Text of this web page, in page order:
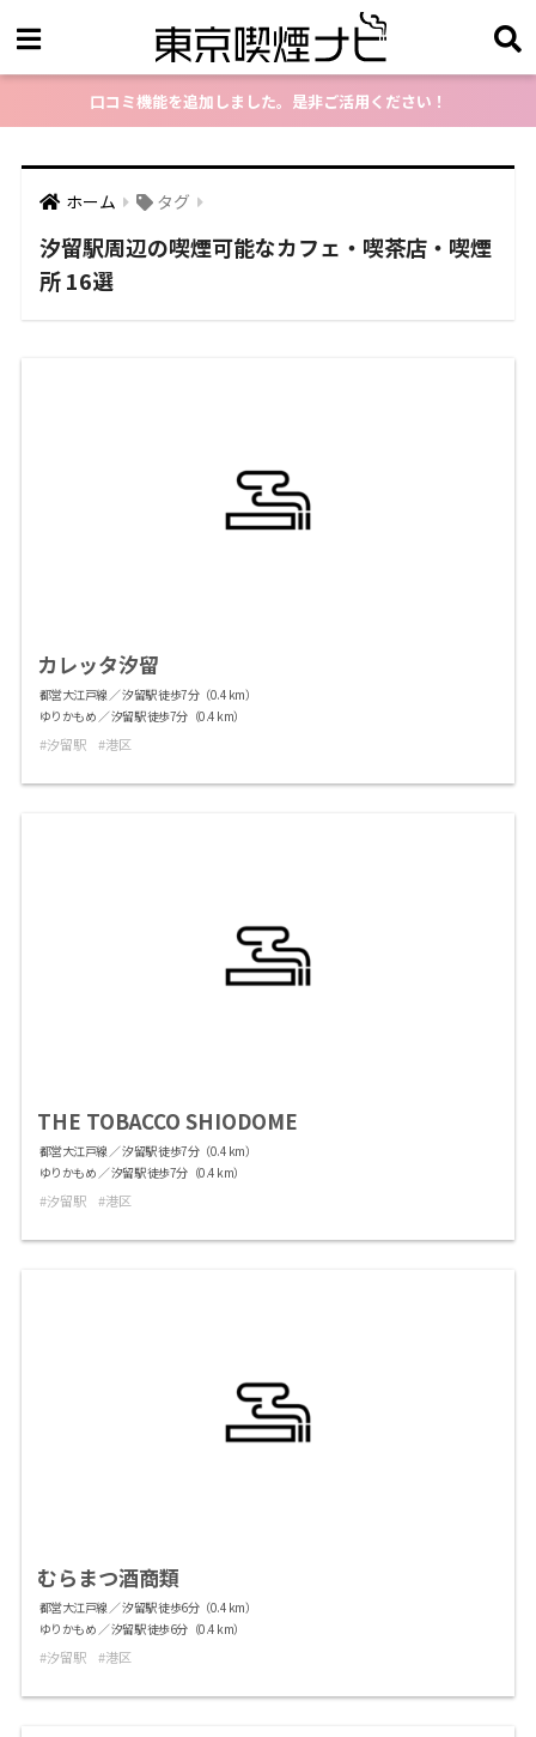
口コミ機能を追加しました。是非ご活用ください！
ホーム タグ
汐留駅周辺の喫煙可能なカフェ・喫茶店・喫煙
所 16選
カレッタ汐留
都営大江戸線 ／ 汐留駅 徒歩7分（0.4 km）
ゆりかもめ ／ 汐留駅 徒歩7分（0.4 km）
汐留駅 港区
THE TOBACCO SHIODOME
都営大江戸線 ／ 汐留駅 徒歩7分（0.4 km）
ゆりかもめ ／ 汐留駅 徒歩7分（0.4 km）
汐留駅 港区
むらまつ酒商類
都営大江戸線 ／ 汐留駅 徒歩6分（0.4 km）
ゆりかもめ ／ 汐留駅 徒歩6分（0.4 km）
汐留駅 港区